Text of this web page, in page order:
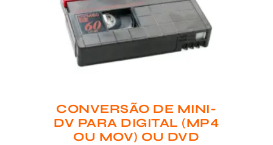
CONVERSÃO DE MINI-
DV PARA DIGITAL (MP4
OU MOV) OU DVD